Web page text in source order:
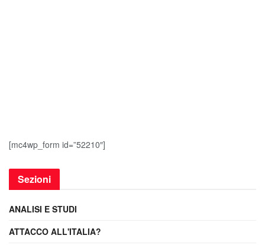
[mc4wp_form id=”52210″]
Sezioni
ANALISI E STUDI
ATTACCO ALL'ITALIA?